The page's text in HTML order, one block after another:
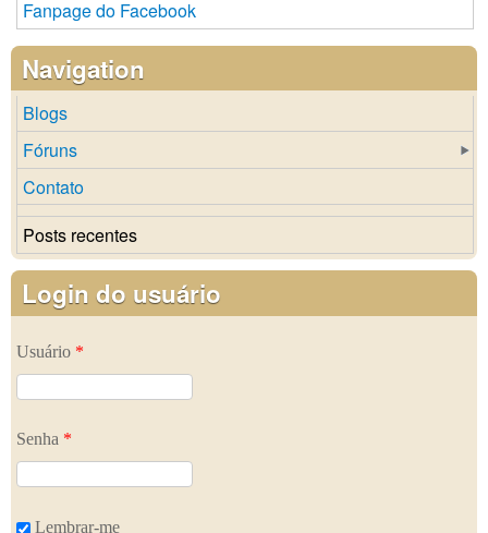
Fanpage do Facebook
Navigation
Blogs
Fóruns
Contato
Posts recentes
Login do usuário
Usuário *
Senha *
Lembrar-me